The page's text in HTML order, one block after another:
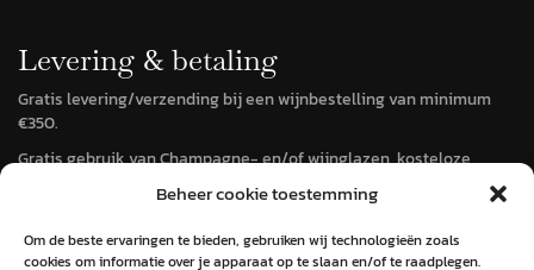
Beheer cookie toestemming
Om de beste ervaringen te bieden, gebruiken wij technologieën zoals
cookies om informatie over je apparaat op te slaan en/of te raadplegen.
Levering & betaling
Gratis levering/verzending bij een wijnbestelling van minimum
€350.
Gratis gebruik van Champagne- en/of wijnglazen, kosteloze
terugname van teveel bestelde wijnen, mits teruggave door de